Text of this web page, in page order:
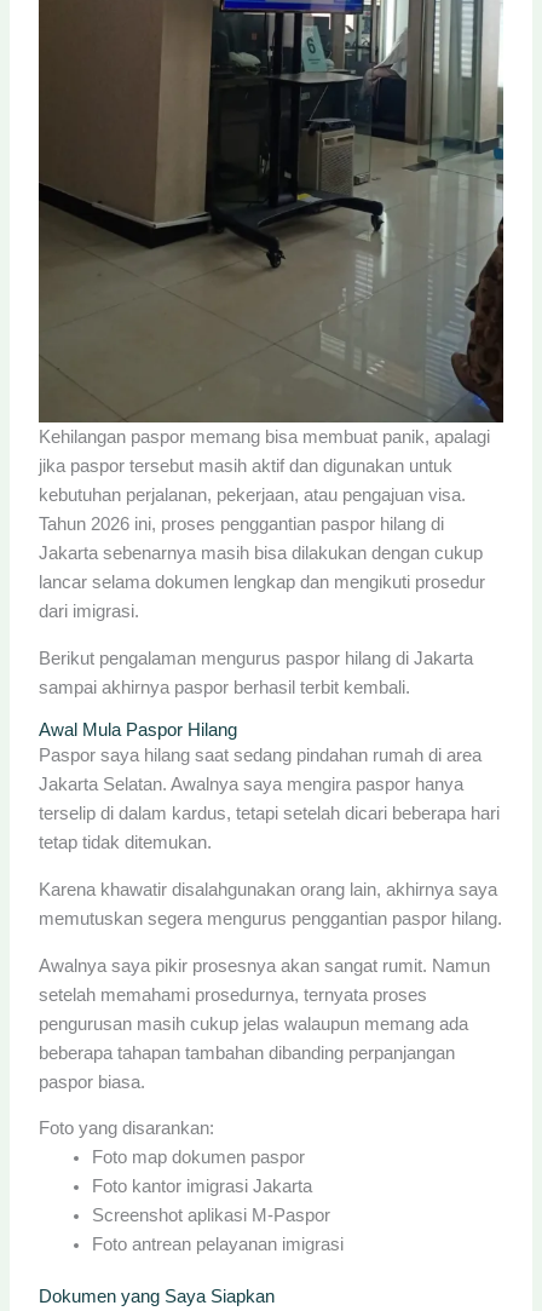
Kehilangan paspor memang bisa membuat panik, apalagi
jika paspor tersebut masih aktif dan digunakan untuk
kebutuhan perjalanan, pekerjaan, atau pengajuan visa.
Tahun 2026 ini, proses penggantian paspor hilang di
Jakarta sebenarnya masih bisa dilakukan dengan cukup
lancar selama dokumen lengkap dan mengikuti prosedur
dari imigrasi.
Berikut pengalaman mengurus paspor hilang di Jakarta
sampai akhirnya paspor berhasil terbit kembali.
Awal Mula Paspor Hilang
Paspor saya hilang saat sedang pindahan rumah di area
Jakarta Selatan. Awalnya saya mengira paspor hanya
terselip di dalam kardus, tetapi setelah dicari beberapa hari
tetap tidak ditemukan.
Karena khawatir disalahgunakan orang lain, akhirnya saya
memutuskan segera mengurus penggantian paspor hilang.
Awalnya saya pikir prosesnya akan sangat rumit. Namun
setelah memahami prosedurnya, ternyata proses
pengurusan masih cukup jelas walaupun memang ada
beberapa tahapan tambahan dibanding perpanjangan
paspor biasa.
Foto yang disarankan:
Foto map dokumen paspor
Foto kantor imigrasi Jakarta
Screenshot aplikasi M-Paspor
Foto antrean pelayanan imigrasi
Dokumen yang Saya Siapkan